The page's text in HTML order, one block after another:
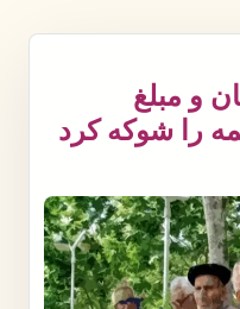
و مبلغ
را شوکه کرد